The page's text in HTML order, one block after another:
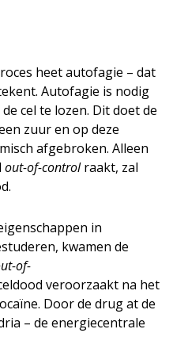
heet autofagie – dat
Autofagie is nodig
cel te lozen. Dit doet de
zuur en op deze
afgebroken. Alleen
out-of-controlraakt, zal
in
kwamen de
of-
veroorzaakt na het
Door de drug at de
– de energiecentrale